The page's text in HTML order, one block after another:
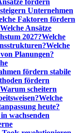
fördern
Unternehmen
Faktoren fördern
Welche Ansätze
2027?Welche
Welche
Planungen?
fördern stabile
fördern
Warum scheitern
Welche
heute?
wachsenden